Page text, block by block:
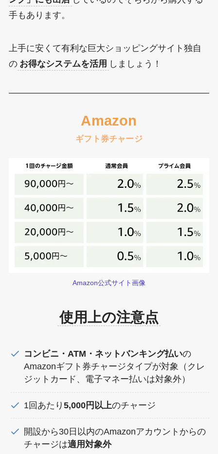
手もあります。
上手に安くて有利な巨大ショッピングサイト独自
の お得なシステムを活用 しましょう！
Amazon
ギフト券チャージ
Amazon公式サイト画像
使用上の注意点
コンビニ・ATM・ネットバンキング払いの
Amazonギフト券チャージタイプが対象（クレ
ジットカード、電子マネー払いは対象外）
1回あたり5,000円以上のチャージ
開設から30日以内のAmazonアカウントからの
チャージは適用対象外